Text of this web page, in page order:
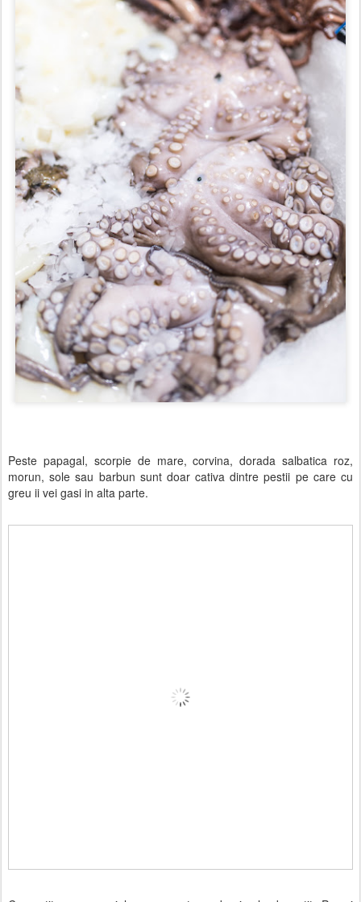
Peste papagal, scorpie de mare, corvina, dorada salbatica roz,
morun, sole sau barbun sunt doar cativa dintre pestii pe care cu
greu ii vei gasi in alta parte.